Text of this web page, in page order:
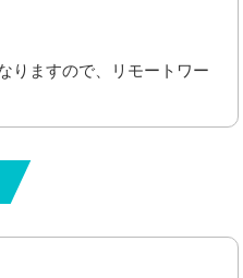
りますので、リモートワー